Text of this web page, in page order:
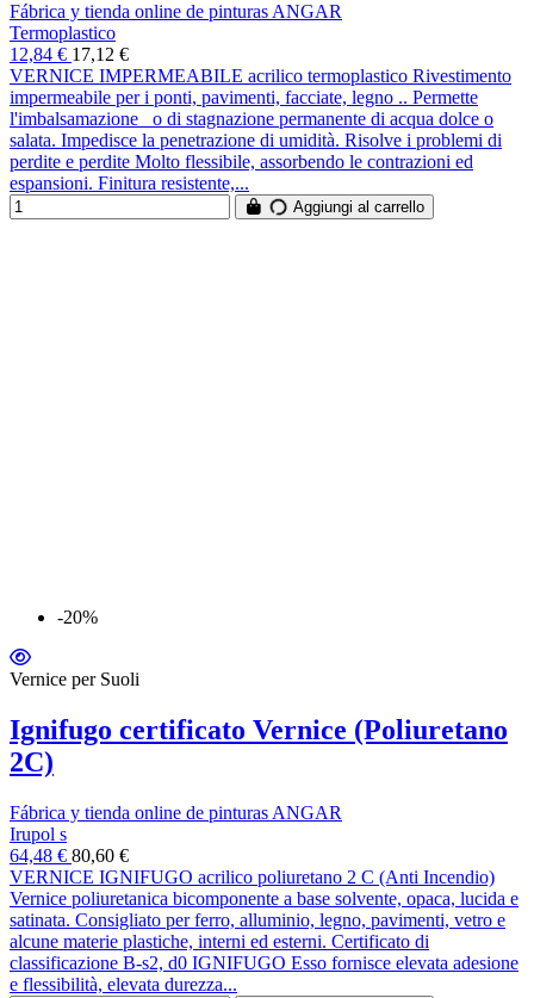
Fábrica y tienda online de pinturas ANGAR
Termoplastico
12,84 € 17,12 €
VERNICE IMPERMEABILE acrilico termoplastico Rivestimento
impermeabile per i ponti, pavimenti, facciate, legno .. Permette
l'imbalsamazione o di stagnazione permanente di acqua dolce o
salata. Impedisce la penetrazione di umidità. Risolve i problemi di
perdite e perdite Molto flessibile, assorbendo le contrazioni ed
espansioni. Finitura resistente,...
Aggiungi al carrello
-20%
Vernice per Suoli
Ignifugo certificato Vernice (Poliuretano
2C)
Fábrica y tienda online de pinturas ANGAR
Irupol s
64,48 € 80,60 €
VERNICE IGNIFUGO acrilico poliuretano 2 C (Anti Incendio)
Vernice poliuretanica bicomponente a base solvente, opaca, lucida e
satinata. Consigliato per ferro, alluminio, legno, pavimenti, vetro e
alcune materie plastiche, interni ed esterni. Certificato di
classificazione B-s2, d0 IGNIFUGO Esso fornisce elevata adesione
e flessibilità, elevata durezza...